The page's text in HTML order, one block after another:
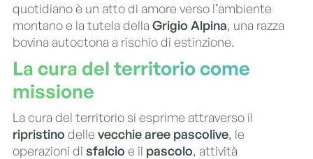
quotidiano è un atto di amore verso l’ambiente
montano e la tutela della Grigio Alpina, una razza
bovina autoctona a rischio di estinzione.
La cura del territorio come
missione
La cura del territorio si esprime attraverso il
ripristino delle vecchie aree pascolive, le
operazioni di sfalcio e il pascolo, attività